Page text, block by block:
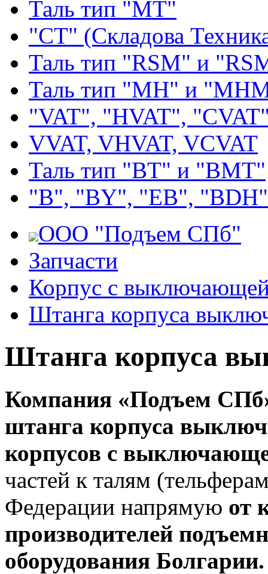
Таль тип "МТ"
"СТ" (Складова
Таль тип "RSМ" и
Таль тип "MH" и
"VAT", "HVAT",
VVAT, VHVAT, VCVAT
Таль тип "BT" и "BMT"
"В", "BY", "EВ", "BDH"
ООО "Подъем СПб"
Запчасти
Корпус с
Штанга корпуса
Штанга корпуса
Компания «Подъем
штанга корпуса
корпусов с
частей к талям
Федерации напрямую от
производителей
оборудования Болгарии.